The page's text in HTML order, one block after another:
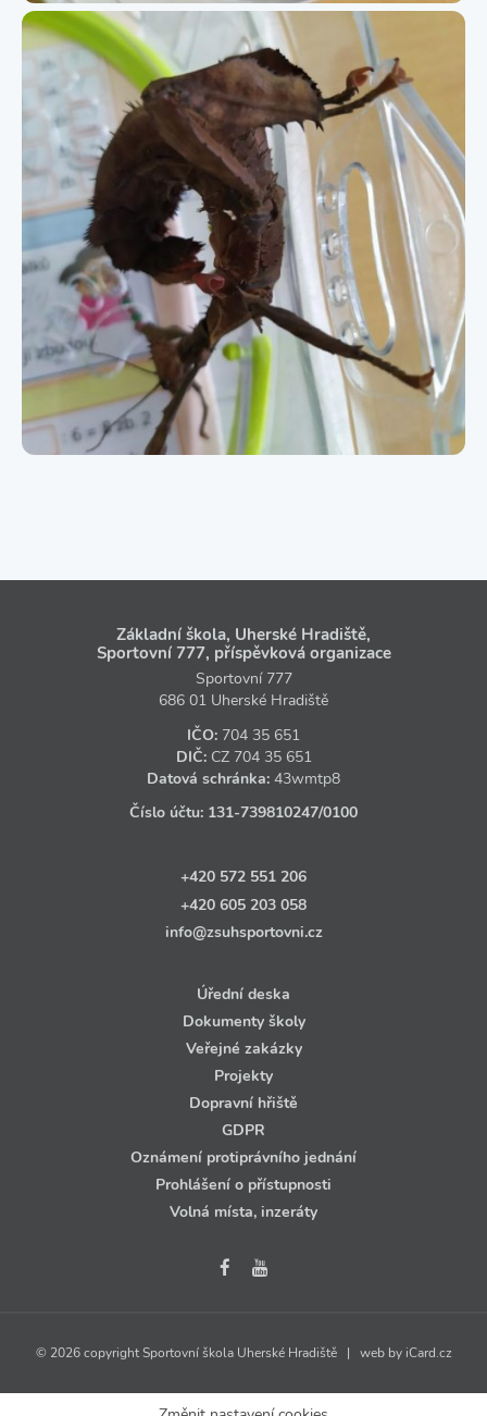
Základní škola, Uherské Hradiště,
Sportovní 777, příspěvková organizace
Sportovní 777
686 01 Uherské Hradiště
IČO: 704 35 651
DIČ: CZ 704 35 651
Datová schránka: 43wmtp8
Číslo účtu: 131‑739810247/0100
+420 572 551 206
+420 605 203 058
info@zsuhsportovni.cz
Úřední deska
Dokumenty školy
Veřejné zakázky
Projekty
Dopravní hřiště
GDPR
Oznámení protiprávního jednání
Prohlášení o přístupnosti
Volná místa, inzeráty
© 2026 copyright Sportovní škola Uherské Hradiště | web by iCard.cz